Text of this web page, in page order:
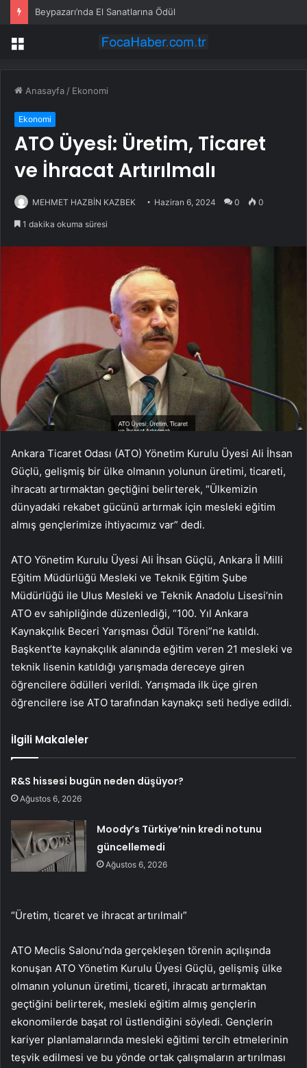
Beypazarı’nda El Sanatlarına Ödül
Menü
Anasayfa / Ekonomi
Ekonomi
ATO Üyesi: Üretim, Ticaret
ve İhracat Artırılmalı
MEHMET HAZBİN KAZBEK Haziran 6, 2024 0 0
1 dakika okuma süresi
Ankara Ticaret Odası (ATO) Yönetim Kurulu Üyesi Ali İhsan
Güçlü, gelişmiş bir ülke olmanın yolunun üretimi, ticareti,
ihracatı artırmaktan geçtiğini belirterek, “Ülkemizin
dünyadaki rekabet gücünü artırmak için mesleki eğitim
almış gençlerimize ihtiyacımız var” dedi.
ATO Yönetim Kurulu Üyesi Ali İhsan Güçlü, Ankara İl Milli
Eğitim Müdürlüğü Mesleki ve Teknik Eğitim Şube
Müdürlüğü ile Ulus Mesleki ve Teknik Anadolu Lisesi’nin
ATO ev sahipliğinde düzenlediği, “100. Yıl Ankara
Kaynakçılık Beceri Yarışması Ödül Töreni”ne katıldı.
Başkent’te kaynakçılık alanında eğitim veren 21 mesleki ve
teknik lisenin katıldığı yarışmada dereceye giren
öğrencilere ödülleri verildi. Yarışmada ilk üçe giren
öğrencilere ise ATO tarafından kaynakçı seti hediye edildi.
İlgili Makaleler
R&S hissesi bugün neden düşüyor?
Ağustos 6, 2026
Moody’s Türkiye’nin kredi notunu
güncellemedi
Ağustos 6, 2026
“Üretim, ticaret ve ihracat artırılmalı”
ATO Meclis Salonu’nda gerçekleşen törenin açılışında
konuşan ATO Yönetim Kurulu Üyesi Güçlü, gelişmiş ülke
olmanın yolunun üretimi, ticareti, ihracatı artırmaktan
geçtiğini belirterek, mesleki eğitim almış gençlerin
ekonomilerde başat rol üstlendiğini söyledi. Gençlerin
kariyer planlamalarında mesleki eğitimi tercih etmelerinin
teşvik edilmesi ve bu yönde ortak çalışmaların artırılması